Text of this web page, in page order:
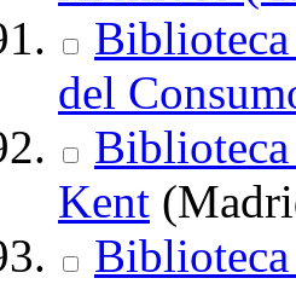
del
Kent